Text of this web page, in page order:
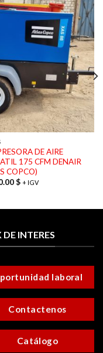
DE AIRE
175 CFM DENAIR
COPCO)
$ + IGV
DE INTERES
laboral
Contactenos
Catálogo